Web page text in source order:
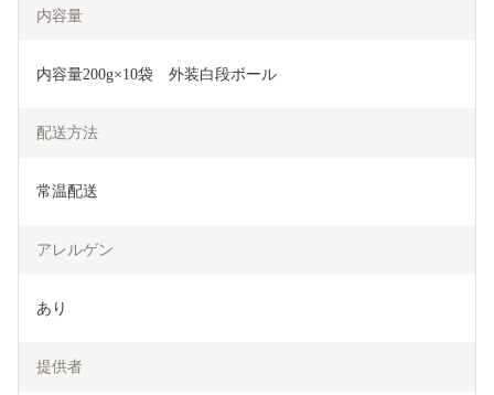
内容量
内容量200g×10袋　外装白段ボール
配送方法
常温配送
アレルゲン
あり
提供者